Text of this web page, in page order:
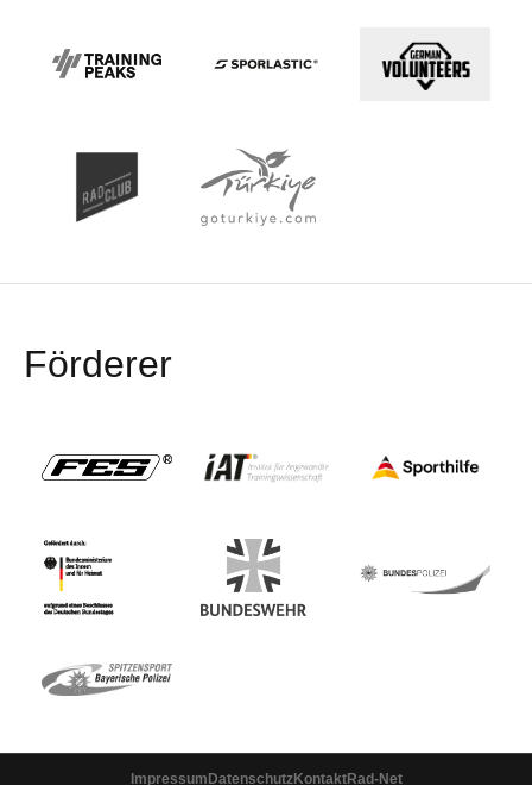
Förderer
Impressum DatenschutzKontaktRad-Net